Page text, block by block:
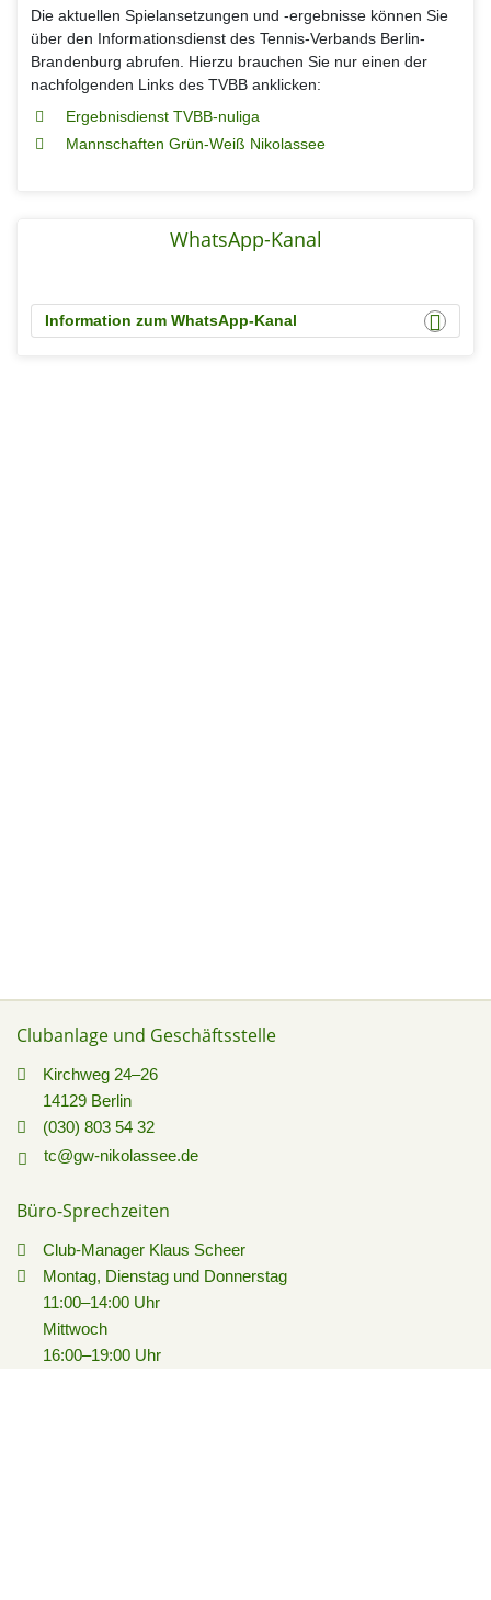
Die aktuellen Spielansetzungen und -ergebnisse können Sie
über den Informationsdienst des Tennis-Verbands Berlin-
Brandenburg abrufen. Hierzu brauchen Sie nur einen der
nachfolgenden Links des TVBB anklicken:
Ergebnisdienst TVBB-nuliga
Mannschaften Grün-Weiß Nikolassee
WhatsApp-Kanal
Information zum WhatsApp-Kanal
Clubanlage und Geschäftsstelle
Kirchweg 24–26
14129 Berlin
(030) 803 54 32
tc@gw-nikolassee.de
Büro-Sprechzeiten
Club-Manager Klaus Scheer
Montag, Dienstag und Donnerstag
11:00–14:00 Uhr
Mittwoch
16:00–19:00 Uhr